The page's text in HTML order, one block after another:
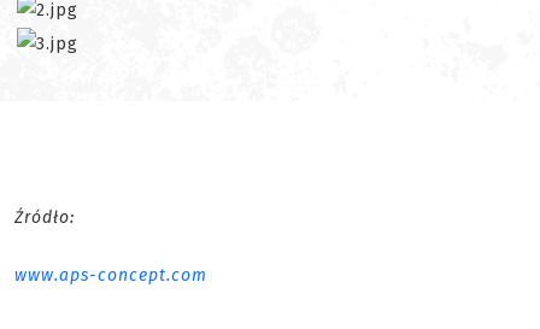
Źródło:
www.aps-concept.com